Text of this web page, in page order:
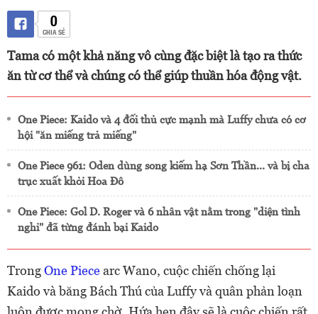
0
CHIA SẺ
Tama có một khả năng vô cùng đặc biệt là tạo ra thức
ăn từ cơ thể và chúng có thể giúp thuần hóa động vật.
One Piece: Kaido và 4 đối thủ cực mạnh mà Luffy chưa có cơ
hội "ăn miếng trả miếng"
One Piece 961: Oden dùng song kiếm hạ Sơn Thần... và bị cha
trục xuất khỏi Hoa Đô
One Piece: Gol D. Roger và 6 nhân vật nằm trong "diện tình
nghi" đã từng đánh bại Kaido
TrongOne Piecearc Wano, cuộc chiến chống lại
Kaido và băng Bách Thú của Luffy và quân phản loạn